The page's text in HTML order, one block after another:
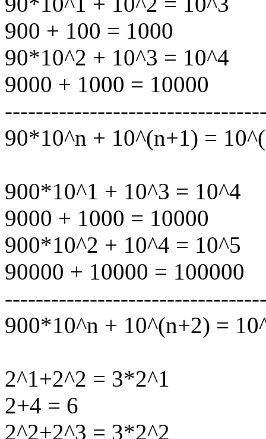
900 + 100 = 1000
90*10^2 + 10^3 = 10^4
9000 + 1000 = 10000
90*10^n + 10^(n+1) =
900*10^1 + 10^3 = 10^4
9000 + 1000 = 10000
900*10^2 + 10^4 = 10^5
90000 + 10000 = 100000
900*10^n + 10^(n+2) =
2^1+2^2 = 3*2^1
2+4 = 6
2^2+2^3 = 3*2^2